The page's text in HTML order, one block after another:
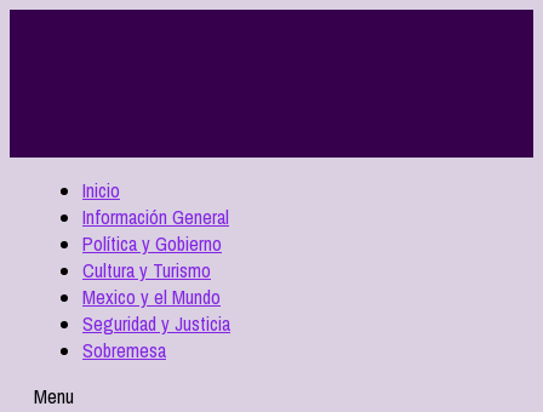
Inicio
Información General
Política y Gobierno
Cultura y Turismo
Mexico y el Mundo
Seguridad y Justicia
Sobremesa
Menu